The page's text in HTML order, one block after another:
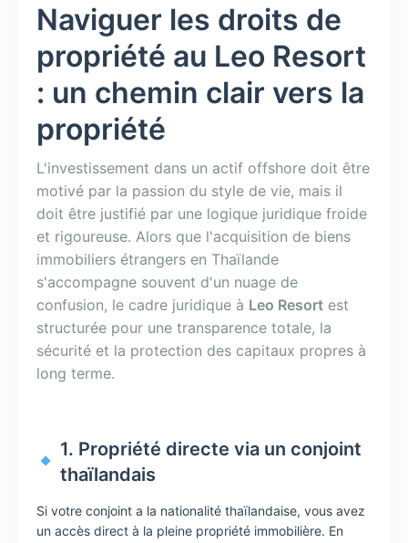
Naviguer les droits de
propriété au Leo Resort
: un chemin clair vers la
propriété
L'investissement dans un actif offshore doit être
motivé par la passion du style de vie, mais il
doit être justifié par une logique juridique froide
et rigoureuse. Alors que l'acquisition de biens
immobiliers étrangers en Thaïlande
s'accompagne souvent d'un nuage de
confusion, le cadre juridique à Leo Resort est
structurée pour une transparence totale, la
sécurité et la protection des capitaux propres à
long terme.
1. Propriété directe via un conjoint
thaïlandais
Si votre conjoint a la nationalité thaïlandaise, vous avez
un accès direct à la pleine propriété immobilière. En